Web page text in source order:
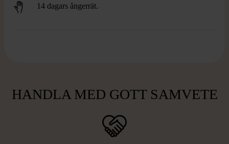
14 dagars ångerrät.
HANDLA MED GOTT SAMVETE